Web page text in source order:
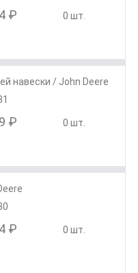
₽ 0 шт.
навески / John Deere
₽ 0 шт.
₽ 0 шт.